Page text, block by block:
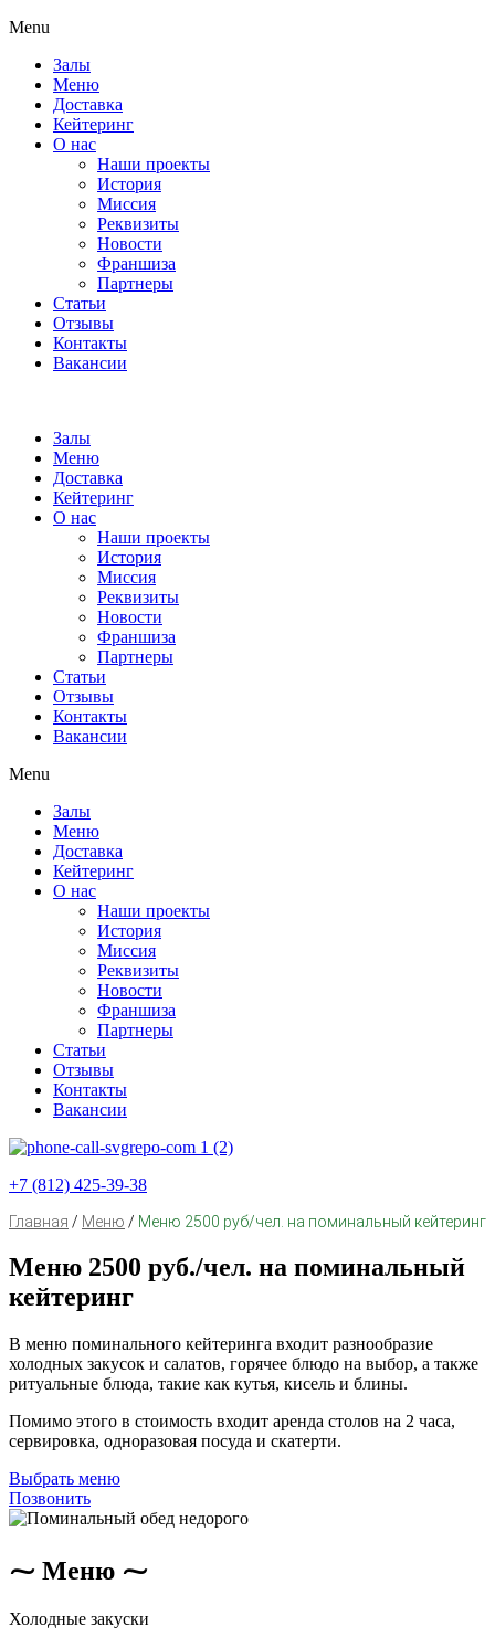
Menu
Залы
Меню
Доставка
Кейтеринг
О нас
Наши проекты
История
Миссия
Реквизиты
Новости
Франшиза
Партнеры
Статьи
Отзывы
Контакты
Вакансии
Залы
Меню
Доставка
Кейтеринг
О нас
Наши проекты
История
Миссия
Реквизиты
Новости
Франшиза
Партнеры
Статьи
Отзывы
Контакты
Вакансии
Menu
Залы
Меню
Доставка
Кейтеринг
О нас
Наши проекты
История
Миссия
Реквизиты
Новости
Франшиза
Партнеры
Статьи
Отзывы
Контакты
Вакансии
+7 (812) 425-39-38
Главная / Меню / Меню 2500 руб/чел. на поминальный кейтеринг
Меню 2500 руб./чел. на поминальный
кейтеринг
В меню поминального кейтеринга входит разнообразие
холодных закусок и салатов, горячее блюдо на выбор, а также
ритуальные блюда, такие как кутья, кисель и блины.
Помимо этого в стоимость входит аренда столов на 2 часа,
сервировка, одноразовая посуда и скатерти.
Выбрать меню
Позвонить
⁓ Меню ⁓
Холодные закуски